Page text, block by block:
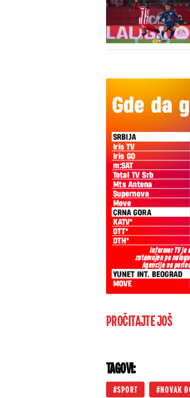
PROČITAJTE JOŠ
TAGOVI:
SPORT NOVAK